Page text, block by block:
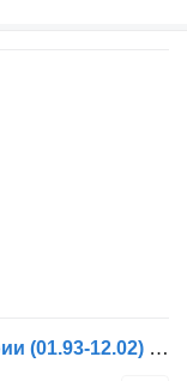
Модулятор EBS Volvo FH12 1-й серии (01.93-12.02) K028781 для грузовика Volvo FH12, FH16, NH12, FH, VNL780 (1993-2014)